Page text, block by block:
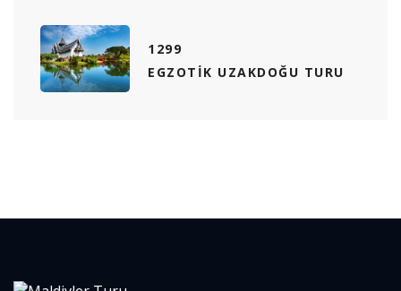
1299
EGZOTIK UZAKDOĞU TURU